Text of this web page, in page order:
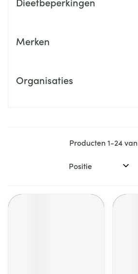
Merken
Organisaties
Producten1-24van
Sorteer op: